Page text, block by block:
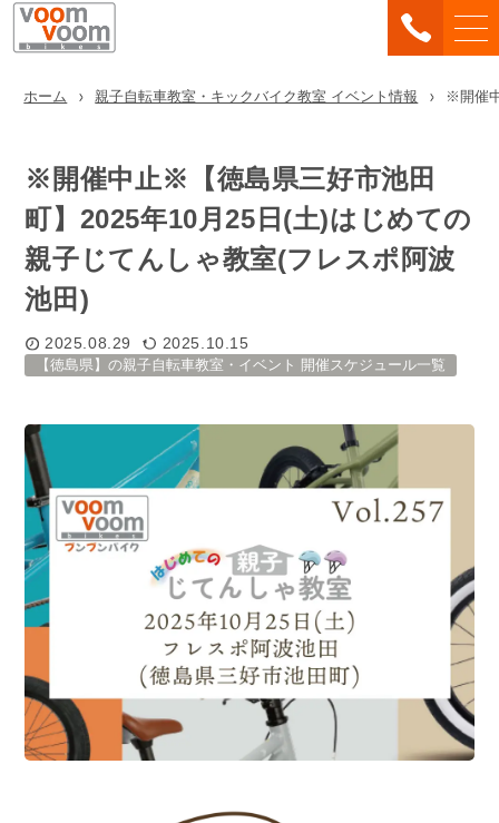
ホーム 親子自転車教室・キックバイク教室 イベント情報 ※開催
※開催中止※【徳島県三好市池田
町】2025年10月25日(土)はじめての
親子じてんしゃ教室(フレスポ阿波
池田)
2025.08.29 2025.10.15
【徳島県】の親子自転車教室・イベント 開催スケジュール一覧